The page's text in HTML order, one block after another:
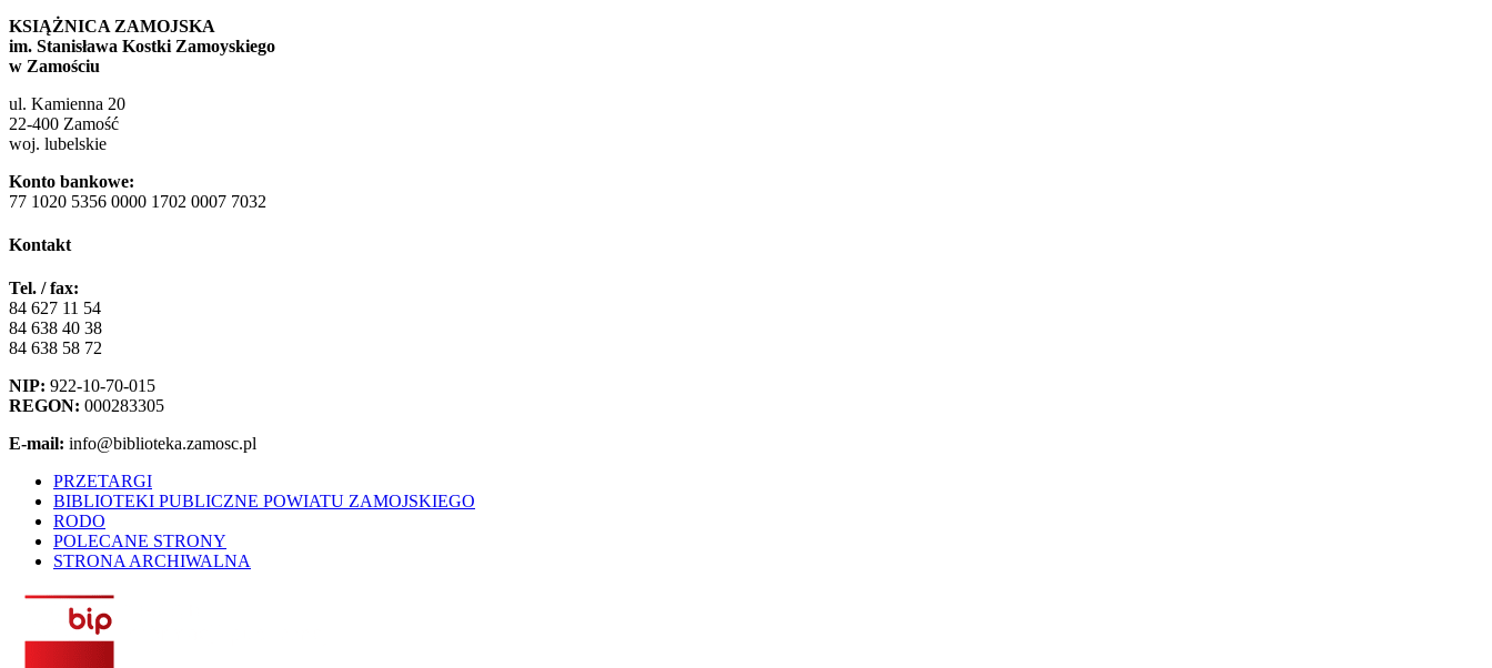
KSIĄŻNICA ZAMOJSKA
im. Stanisława Kostki Zamoyskiego
w Zamościu
ul. Kamienna 20
22-400 Zamość
woj. lubelskie
Konto bankowe:
77 1020 5356 0000 1702 0007 7032
Kontakt
Tel. / fax:
84 627 11 54
84 638 40 38
84 638 58 72
NIP: 922-10-70-015
REGON: 000283305
E-mail: info@biblioteka.zamosc.pl
PRZETARGI
BIBLIOTEKI PUBLICZNE POWIATU ZAMOJSKIEGO
RODO
POLECANE STRONY
STRONA ARCHIWALNA